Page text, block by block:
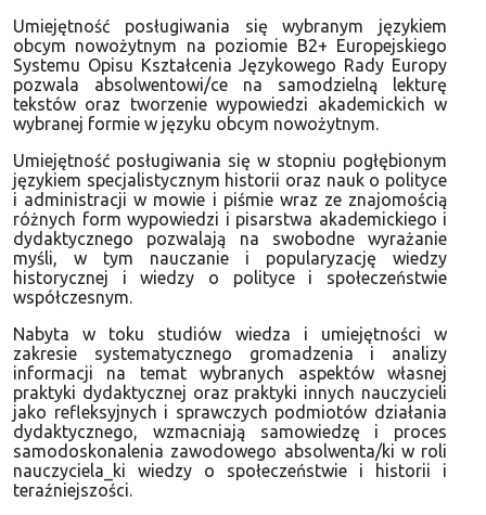
Umiejętność posługiwania się wybranym językiem
obcym nowożytnym na poziomie B2+ Europejskiego
Systemu Opisu Kształcenia Językowego Rady Europy
pozwala absolwentowi/ce na samodzielną lekturę
tekstów oraz tworzenie wypowiedzi akademickich w
wybranej formie w języku obcym nowożytnym.
Umiejętność posługiwania się w stopniu pogłębionym
językiem specjalistycznym historii oraz nauk o polityce
i administracji w mowie i piśmie wraz ze znajomością
różnych form wypowiedzi i pisarstwa akademickiego i
dydaktycznego pozwalają na swobodne wyrażanie
myśli, w tym nauczanie i popularyzację wiedzy
historycznej i wiedzy o polityce i społeczeństwie
współczesnym.
Nabyta w toku studiów wiedza i umiejętności w
zakresie systematycznego gromadzenia i analizy
informacji na temat wybranych aspektów własnej
praktyki dydaktycznej oraz praktyki innych nauczycieli
jako refleksyjnych i sprawczych podmiotów działania
dydaktycznego, wzmacniają samowiedzę i proces
samodoskonalenia zawodowego absolwenta/ki w roli
nauczyciela_ki wiedzy o społeczeństwie i historii i
teraźniejszości.